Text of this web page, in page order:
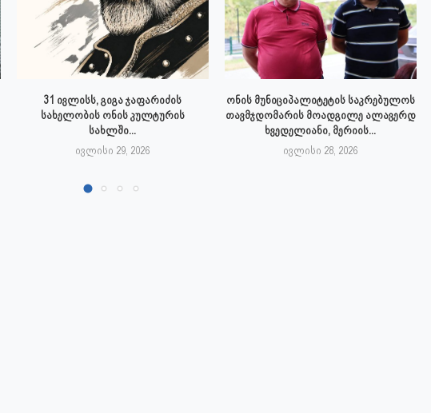
31 ივლისს, გიგა ჯაფარიძის
სახელობის ონის კულტურის
სახლში...
ივლისი 29, 2026
ონის მუნიციპალიტეტის საკრებულოს
თავმჯდომარის მოადგილე ალავერდ
ხვედელიანი, მერიის...
ივლისი 28, 2026